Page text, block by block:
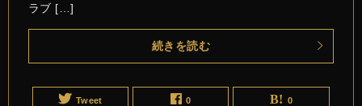
ラブ […]
続きを読む
Tweet 0 0